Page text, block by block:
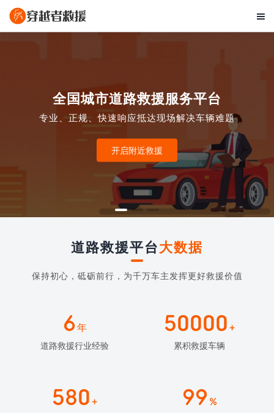

全国城市道路救援服务平台
专业、正规、快速响应抵达现场解决车辆难题
开启附近救援
道路救援平台大数据
保持初心，砥砺前行，为千万车主发挥更好救援价值
6年
道路救援行业经验
50000 +
累积救援车辆
580 + 99 %